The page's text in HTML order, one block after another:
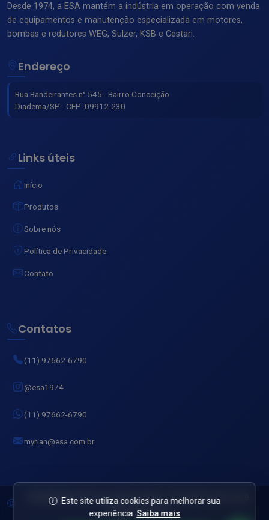
Desde 1974, a ESA mantém a indústria em operação com venda
de equipamentos e manutenção especializada em motores,
bombas e redutores WEG, Sulzer, KSB e Cestari.
Endereço
Rua Bandeirantes n° 545 - Bairro Conceição
Diadema/SP - CEP: 09912-230
Links úteis
Início
Produtos
Sobre nós
Política de Privacidade
Contato
Contatos
(11) 97662-6790
@esa1974
(11) 97662-6790
myrian@esa.com.br
© 2025 Eletrotécnica Santo Amaro. Soluções para você
produzir sempre!
Este site utiliza cookies para melhorar sua
experiência. Saiba mais